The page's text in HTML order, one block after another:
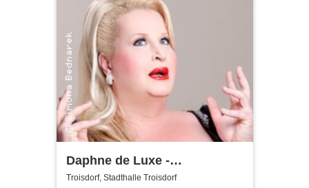
Daphne de Luxe -
Geduldsproben
Troisdorf, Stadthalle Troisdorf